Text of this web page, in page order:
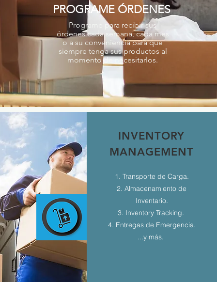
PROGRAME ÓRDENES
Programe para recibir sus
órdenes cada semana, cada mes
o a su conveniencia para que
siempre tenga sus productos al
momento de necesitarlos.
INVENTORY
MANAGEMENT
1. Transporte de Carga.
2. Almacenamiento de
Inventario.
3. Inventory Tracking.
4. Entregas de Emergencia.
...y más.